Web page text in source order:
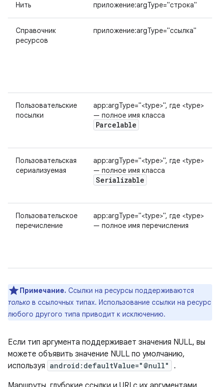
Нить приложение:argType="строка"
Справочник
ресурсов
приложение:argType="ссылка"
Пользовательские
посылки
app:argType="<type>", где <type>
— полное имя класса
Parcelable
Пользовательская
сериализуемая
app:argType="<type>", где <type>
— полное имя класса
Serializable
Пользовательское
перечисление
app:argType="<type>", где <type>
— полное имя перечисления
Примечание. Ссылки на ресурсы поддерживаются
только в ссылочных типах. Использование ссылки на ресурс
любого другого типа приводит к исключению.
Если тип аргумента поддерживает значения NULL, вы
можете объявить значение NULL по умолчанию,
используя android:defaultValue="@null"
.